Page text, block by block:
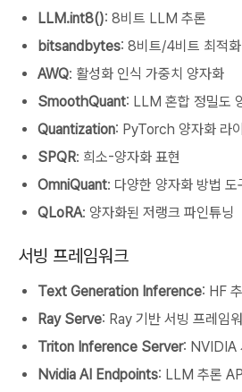
LLM.int8(): 8비트 LLM 추론
bitsandbytes: 8비트/4비트 최적화
AWQ: 활성화 인식 가중치 양자화
SmoothQuant: LLM 혼합 정밀도
Quantization: PyTorch 양자화 라
SPQR: 희소-양자화 표현
OmniQuant: 다양한 양자화 방법 도
QLoRA: 양자화된 저랭크 파인튜닝
서빙 프레임워크
Text Generation Inference: HF
Ray Serve: Ray 기반 서빙 프레임
Triton Inference Server: NVIDIA
Nvidia AI Endpoints: LLM 추론